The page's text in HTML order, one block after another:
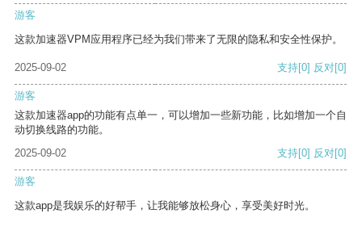
游客
这款加速器VPM应用程序已经为我们带来了无限的隐私和安全性保护。
2025-09-02 支持[0] 反对[0]
游客
这款加速器app的功能有点单一，可以增加一些新功能，比如增加一个自
动切换线路的功能。
2025-09-02
支持[0] 反对[0]
游客
这款app是我娱乐的好帮手，让我能够放松身心，享受美好时光。